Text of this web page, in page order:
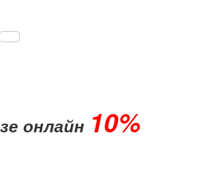
онлайн 10%